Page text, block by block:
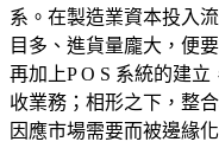
系。在製造業資本投入
目多、進貨量龐大，便
再加上P O S 系統的建
收業務；相形之下，整
因應市場需要而被邊緣化